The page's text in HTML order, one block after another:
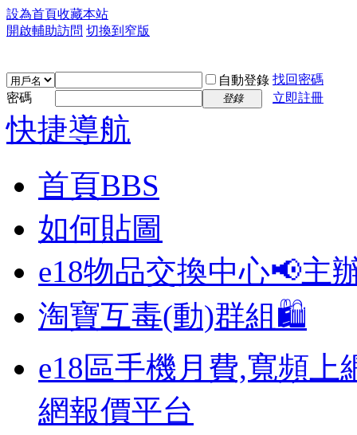
設為首頁收藏本站
開啟輔助訪問 切換到窄版
自動登錄 找回密碼
密碼
登錄 立即註冊
快捷導航
首頁BBS
如何貼圖
e18物品交換中心📢主
淘寶互毒(動)群組🛍️
e18區手機月費,寬頻上
網報價平台